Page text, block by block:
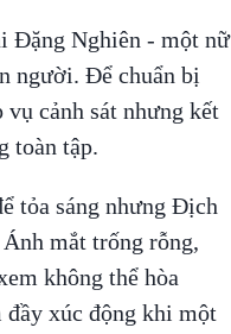
Đặng Nghiên - một nữ
người. Để chuẩn bị
cảnh sát nhưng kết
toàn tập.
tỏa sáng nhưng Địch
mắt trống rỗng,
không thể hòa
xúc động khi một